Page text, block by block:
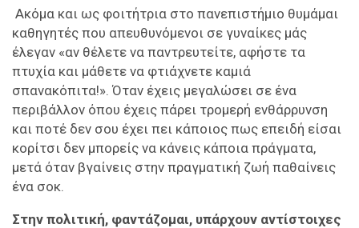
Ακόμα και ως φοιτήτρια στο πανεπιστήμιο θυμάμαι
καθηγητές που απευθυνόμενοι σε γυναίκες μάς
έλεγαν «αν θέλετε να παντρευτείτε, αφήστε τα
πτυχία και μάθετε να φτιάχνετε καμιά
σπανακόπιτα!». Όταν έχεις μεγαλώσει σε ένα
περιβάλλον όπου έχεις πάρει τρομερή ενθάρρυνση
και ποτέ δεν σου έχει πει κάποιος πως επειδή είσαι
κορίτσι δεν μπορείς να κάνεις κάποια πράγματα,
μετά όταν βγαίνεις στην πραγματική ζωή παθαίνεις
ένα σοκ.
Στην πολιτική, φαντάζομαι, υπάρχουν αντίστοιχες